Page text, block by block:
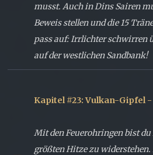
musst. Auch in Dins Sairen
Beweis stellen und die 15
pass auf: Irrlichter schwirren
auf der westlichen Sandbank!
Kapitel #23: Vulkan-Gipfel -
Mit den Feuerohringen bist du
größten Hitze zu